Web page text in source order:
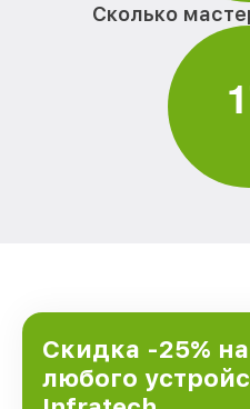
Сколько
1
Скидка -25%
любого